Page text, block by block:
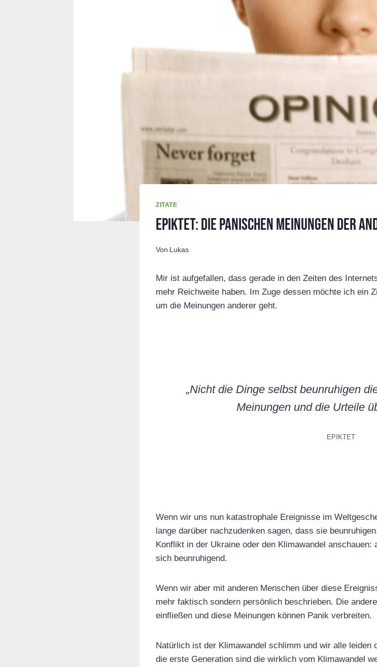
ZITATE
Epiktet: Die panischen Meinungen der
Von Lukas
Mir ist aufgefallen, dass gerade in den Zeiten des
mehr Reichweite haben. Im Zuge dessen möchte ich ein
um die Meinungen anderer geht.
„Nicht die Dinge selbst beunruhigen
Meinungen und die Urteile
EPIKTET
Wenn wir uns nun katastrophale Ereignisse im
lange darüber nachzudenken sagen, dass sie
Konflikt in der Ukraine oder den Klimawandel
sich beunruhigend.
Wenn wir aber mit anderen Menschen über diese
mehr faktisch sondern persönlich beschrieben. Die
einfließen und diese Meinungen können Panik verbreiten.
Natürlich ist der Klimawandel schlimm und wir alle leiden
die erste Generation sind die wirklich vom Klimawandel